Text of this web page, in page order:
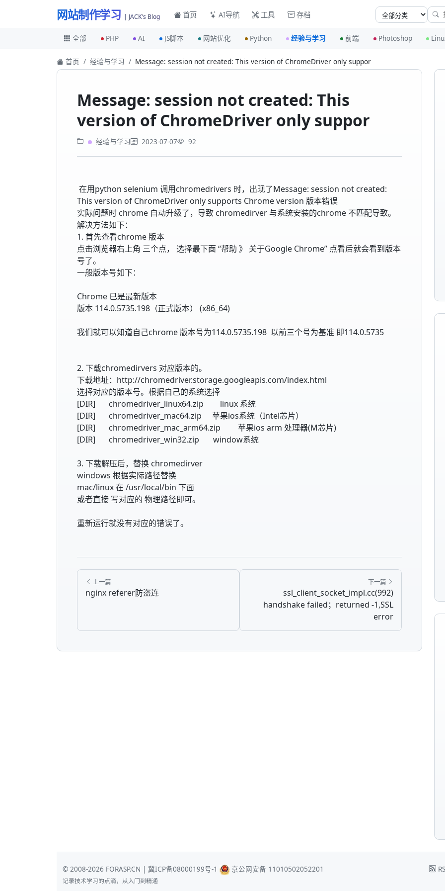
网站制作学习 | JACK's Blog 首页 AI导航 工具 存档
全部 PHP AI JS脚本 网站优化 Python 经验与学习 前端 Photoshop
首页 经验与学习 Message: session not created: This version of ChromeDriver only suppor
Message: session not created: This
version of ChromeDriver only suppor
经验与学习 2023-07-07 92
在用python selenium 调用chromedrivers 时，出现了Message: session not created:
This version of ChromeDriver only supports Chrome version 版本错误
实际问题时 chrome 自动升级了，导致 chromedirver 与系统安装的chrome 不匹配导致。
解决方法如下：
1. 首先查看chrome 版本
点击浏览器右上角 三个点， 选择最下面 “帮助 》 关于Google Chrome” 点看后就会看到版本
号了。
一般版本号如下：
Chrome 已是最新版本
版本 114.0.5735.198（正式版本） (x86_64)
我们就可以知道自己chrome 版本号为114.0.5735.198 以前三个号为基准 即114.0.5735
2. 下载chromedirvers 对应版本的。
下载地址：http://chromedriver.storage.googleapis.com/index.html
选择对应的版本号。根据自己的系统选择
[DIR]
chromedriver_linux64.zip
linux 系统
[DIR]
chromedriver_mac64.zip
苹果ios系统（Intel芯片）
[DIR]
chromedriver_mac_arm64.zip
苹果ios arm 处理器(M芯片)
[DIR]
chromedriver_win32.zip window系统
3. 下载解压后，替换 chromedirver
windows 根据实际路径替换
mac/linux 在 /usr/local/bin 下面
或者直接 写对应的 物理路径即可。
重新运行就没有对应的错误了。
上一篇
nginx referer防盗连
下一篇
ssl_client_socket_impl.cc(992)
handshake failed；returned -1,SSL
error
© 2008-2026 FORASP.CN | 冀ICP备08000199号-1 京公网安备 11010502052201
记录技术学习的点滴，从入门到精通